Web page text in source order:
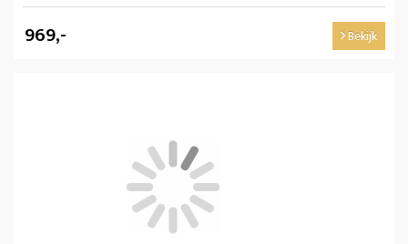
969,- Bekijk